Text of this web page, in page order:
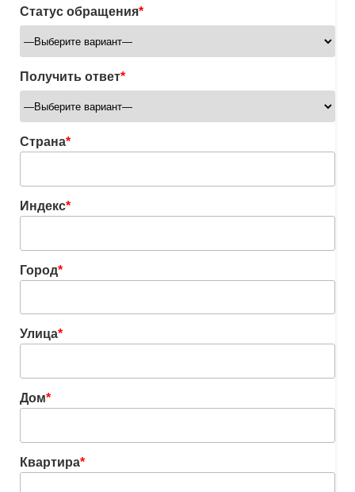
Статус обращения*
Получить ответ*
Страна*
Индекс*
Город*
Улица*
Дом*
Квартира*